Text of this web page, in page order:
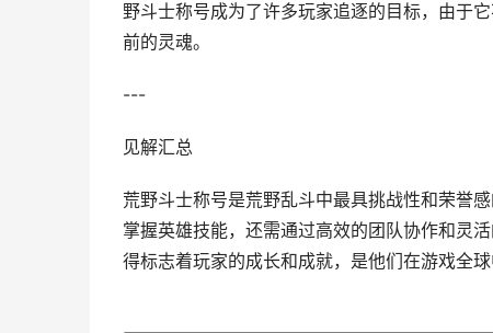
野斗士称号成为了许多玩家追逐的目标，由于
前的灵魂。
---
见解汇总
荒野斗士称号是荒野乱斗中最具挑战性和荣誉
掌握英雄技能，还需通过高效的团队协作和灵
得标志着玩家的成长和成就，是他们在游戏全球